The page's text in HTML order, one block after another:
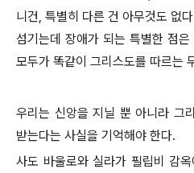
니건, 특별히 다른 건 아무것도 없
섬기는데 장애가 되는 특별한 점
모두가 똑같이 그리스도를 따르는
우리는 신앙을 지닐 뿐 아니라 그
받는다는 사실을 기억해야 한다.
사도 바울로와 실라가 필립비 감